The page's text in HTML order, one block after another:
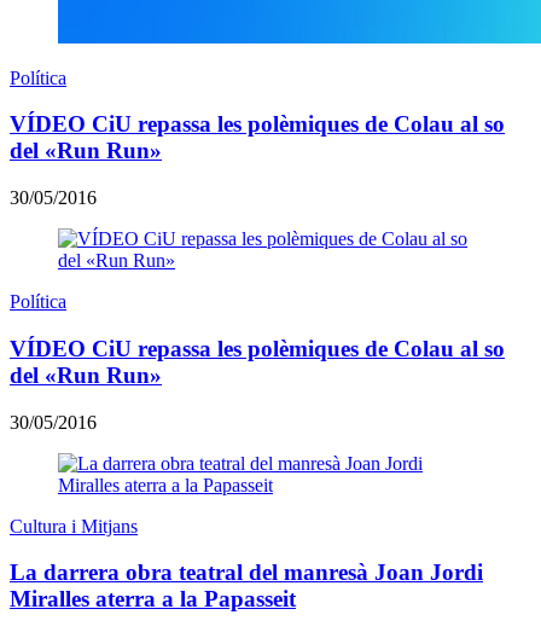
Política
VÍDEO CiU repassa les polèmiques de Colau al so
del «Run Run»
30/05/2016
Política
VÍDEO CiU repassa les polèmiques de Colau al so
del «Run Run»
30/05/2016
Cultura i Mitjans
La darrera obra teatral del manresà Joan Jordi
Miralles aterra a la Papasseit